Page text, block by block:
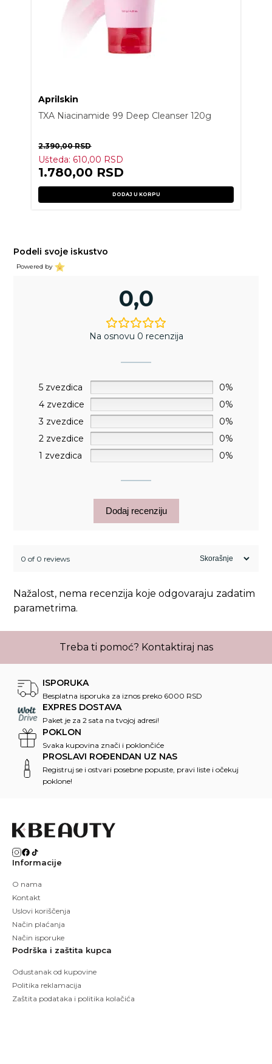
Aprilskin
TXA Niacinamide 99 Deep Cleanser 120g
2.390,00RSD
Ušteda: 610,00 RSD
1.780,00 RSD
DODAJ U KORPU
Podeli svoje iskustvo
Powered by
0,0
Na osnovu 0 recenzija
5 zvezdica
0%
4 zvezdice
0%
3 zvezdice
0%
2 zvezdice
0%
1 zvezdica
0%
Dodaj recenziju
0 of 0 reviews
Nažalost, nema recenzija koje odgovaraju zadatim
parametrima.
Treba ti pomoć? Kontaktiraj nas
ISPORUKA
Besplatna isporuka za iznos preko 6000 RSD
EXPRES DOSTAVA
Paket je za 2 sata na tvojoj adresi!
POKLON
Svaka kupovina znači i poklončiće
PROSLAVI ROĐENDAN UZ NAS
Registruj se i ostvari posebne popuste, pravi liste i očekuj
poklone!
Informacije
O nama
Kontakt
Uslovi koriščenja
Način plaćanja
Način isporuke
Podrška i zaštita kupca
Odustanak od kupovine
Politika reklamacija
Zaštita podataka i politika kolačića